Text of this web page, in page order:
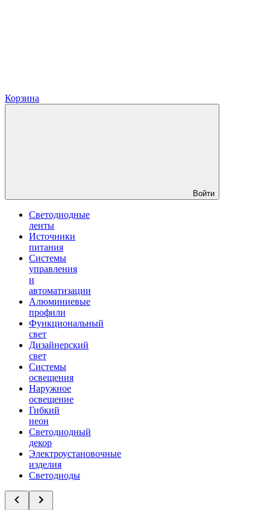
Корзина
Войти
Светодиодные
ленты
Источники
питания
Системы
управления
и
автоматизации
Алюминиевые
профили
Функциональный
свет
Дизайнерский
свет
Системы
освещения
Наружное
освещение
Гибкий
неон
Светодиодный
декор
Электроустановочные
изделия
Светодиоды